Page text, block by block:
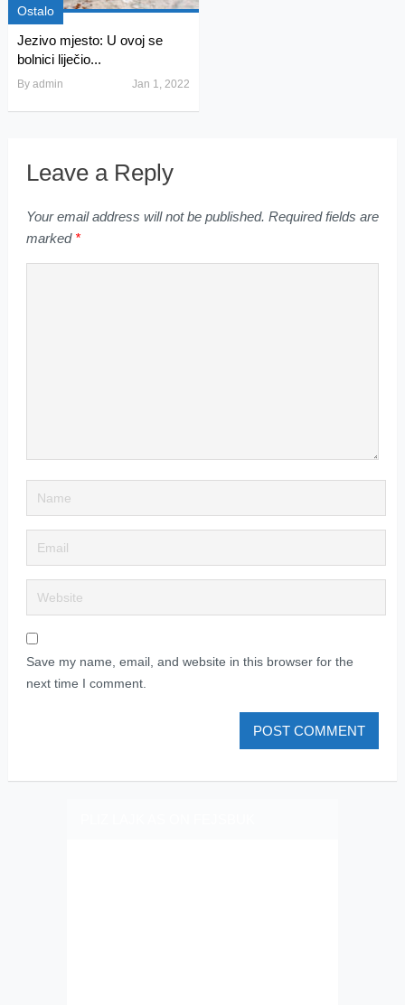
Ostalo
Jezivo mjesto: U ovoj se
bolnici liječio...
By admin Jan 1, 2022
Leave a Reply
Your email address will not be published. Required fields are
marked *
Save my name, email, and website in this browser for the
next time I comment.